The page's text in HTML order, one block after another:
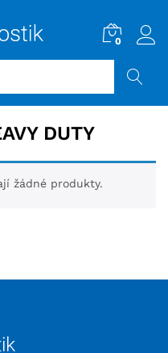
0
DUTY
žádné produkty.